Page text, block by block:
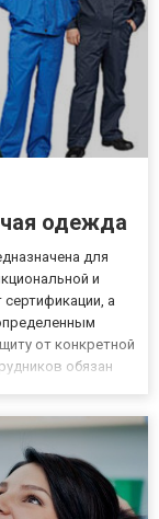
одежда
для
и
а
от конкретной
обязан